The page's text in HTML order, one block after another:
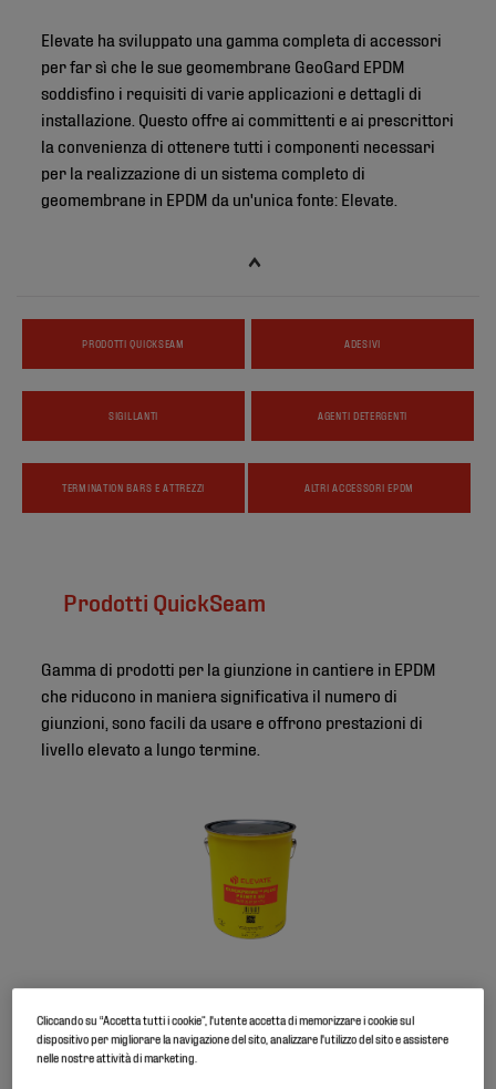
Elevate ha sviluppato una gamma completa di accessori
per far sì che le sue geomembrane GeoGard EPDM
soddisfino i requisiti di varie applicazioni e dettagli di
installazione. Questo offre ai committenti e ai prescrittori
la convenienza di ottenere tutti i componenti necessari
per la realizzazione di un sistema completo di
geomembrane in EPDM da un'unica fonte: Elevate.
PRODOTTI QUICKSEAM ADESIVI
SIGILLANTI AGENTI DETERGENTI
TERMINATION BARS E ATTREZZI ALTRI ACCESSORI EPDM
Prodotti QuickSeam
Gamma di prodotti per la giunzione in cantiere in EPDM
che riducono in maniera significativa il numero di
giunzioni, sono facili da usare e offrono prestazioni di
livello elevato a lungo termine.
Primer progettato per pulire e preparare le
Cliccando su “Accetta tutti i cookie”, l'utente accetta di memorizzare i cookie sul
dispositivo per migliorare la navigazione del sito, analizzare l'utilizzo del sito e assistere
nelle nostre attività di marketing.